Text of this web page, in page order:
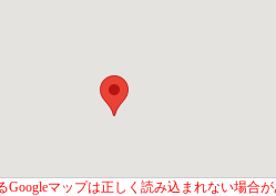
マップは正しく読み込まれない場合